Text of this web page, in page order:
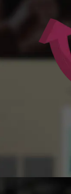
خدمة إنشاء متاجر
خاصة)